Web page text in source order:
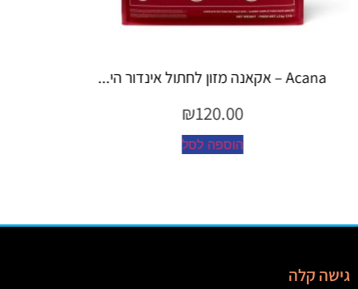
Espree – שמפו 355 מ"ל יערות ה...
45.00
הוספה לסל
גישה קלה